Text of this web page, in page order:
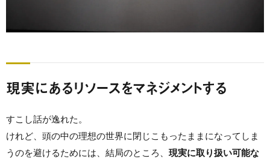
現実にあるリソースをマネジメントする
すこし話が逸れた。
けれど、頭の中の理想の世界に閉じこもったままになってしま
うのを避けるためには、結局のところ、 現実に取り扱い可能な